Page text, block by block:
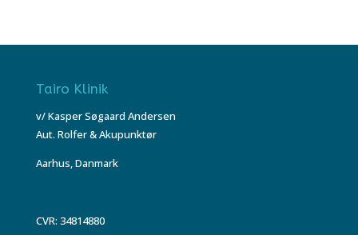
Tairo Klinik
v/ Kasper Søgaard Andersen
Aut. Rolfer & Akupunktør
Aarhus, Danmark
CVR: 34814880